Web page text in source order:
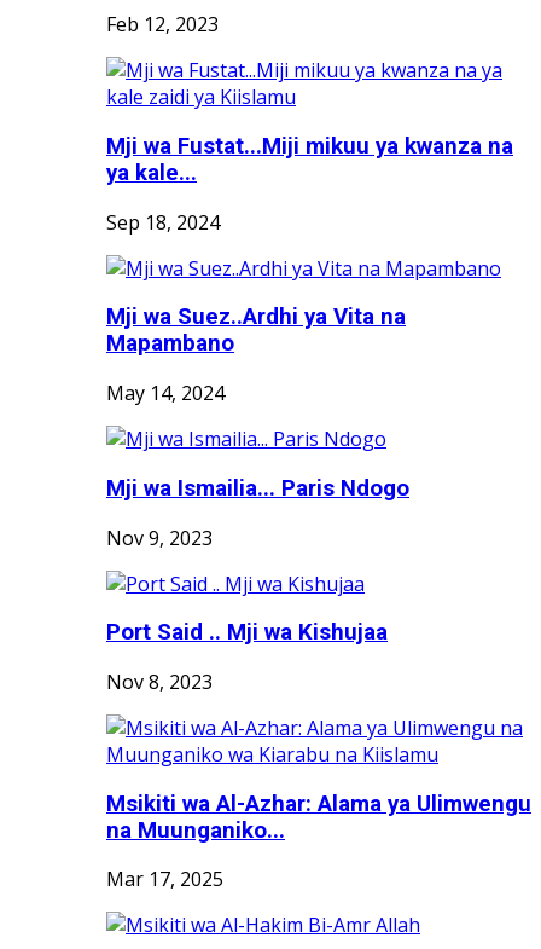
Feb 12, 2023
Mji wa Fustat...Miji mikuu ya kwanza na
ya kale...
Sep 18, 2024
Mji wa Suez..Ardhi ya Vita na
Mapambano
May 14, 2024
Mji wa Ismailia... Paris Ndogo
Nov 9, 2023
Port Said .. Mji wa Kishujaa
Nov 8, 2023
Msikiti wa Al-Azhar: Alama ya Ulimwengu
na Muunganiko...
Mar 17, 2025